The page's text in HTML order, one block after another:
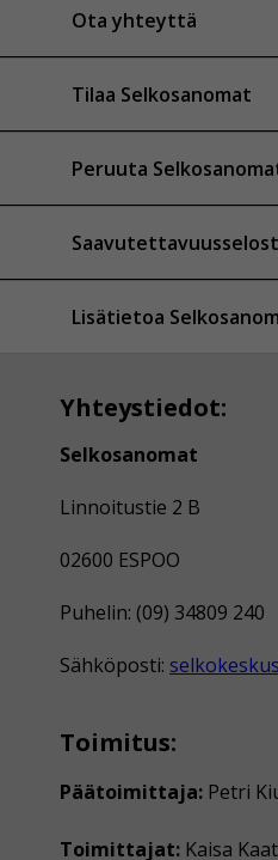
Ota yhteyttä
Tilaa Selkosanomat
Peruuta
Lisätietoa
Yhteystiedot:
Selkosanomat
Linnoitustie 2 B
02600 ESPOO
Puhelin: (09) 34809 240
Sähköposti:
Toimitus:
Päätoimittaja: Petri
Toimittajat: Kaisa